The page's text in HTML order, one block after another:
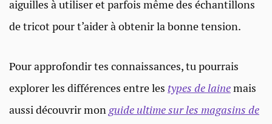
aiguilles à utiliser et parfois même des échantillons
de tricot pour t’aider à obtenir la bonne tension.
Pour approfondir tes connaissances, tu pourrais
explorer les différences entre les types de lainemais
aussi découvrir mon guide ultime sur les magasins de